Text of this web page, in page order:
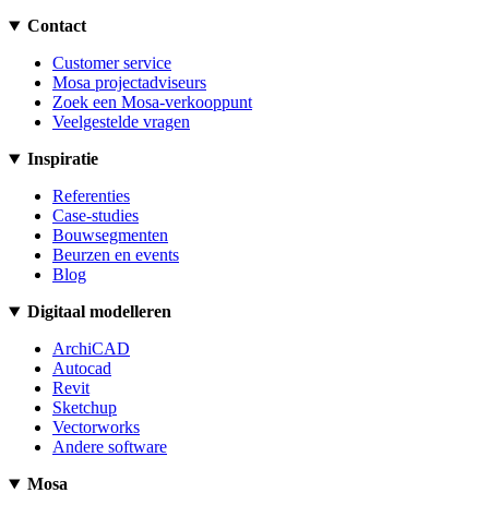
Contact
Customer service
Mosa projectadviseurs
Zoek een Mosa-verkooppunt
Veelgestelde vragen
Inspiratie
Referenties
Case-studies
Bouwsegmenten
Beurzen en events
Blog
Digitaal modelleren
ArchiCAD
Autocad
Revit
Sketchup
Vectorworks
Andere software
Mosa